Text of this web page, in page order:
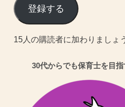
ル
ア
ド
登録する
15人の購読者に加わりましょ
30代からでも保育士を目